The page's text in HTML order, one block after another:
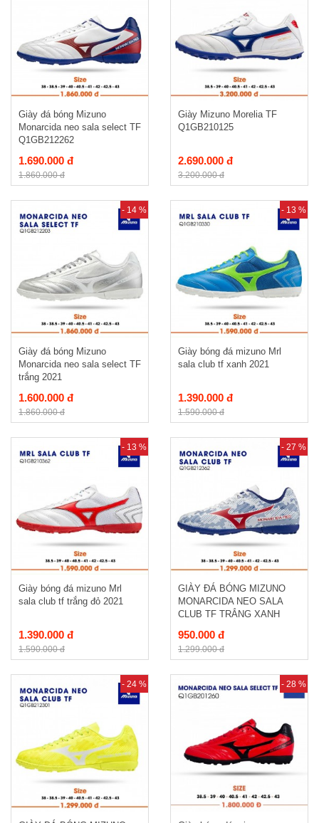
Giày đá bóng Mizuno
Monarcida neo sala select TF
Q1GB212262
1.690.000 đ
1.860.000 đ
Giày Mizuno Morelia TF
Q1GB210125
2.690.000 đ
3.200.000 đ
- 14 %
Giày đá bóng Mizuno
Monarcida neo sala select TF
trắng 2021
1.600.000 đ
1.860.000 đ
- 13 %
Giày bóng đá mizuno Mrl
sala club tf xanh 2021
1.390.000 đ
1.590.000 đ
- 13 %
Giày bóng đá mizuno Mrl
sala club tf trắng đỏ 2021
1.390.000 đ
1.590.000 đ
- 27 %
GIÀY ĐÁ BÓNG MIZUNO
MONARCIDA NEO SALA
CLUB TF TRẮNG XANH
950.000 đ
1.299.000 đ
- 24 % - 28 %